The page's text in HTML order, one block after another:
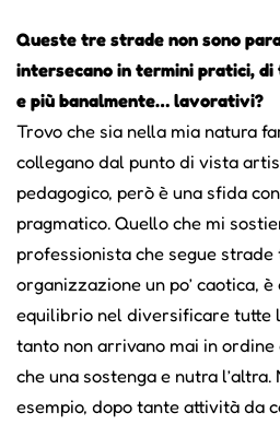
Queste tre strade non sono
intersecano in termini pratici, di
e più banalmente… lavorativi?
Trovo che sia nella mia natura
collegano dal punto di vista
pedagogico, però è una sfida
pragmatico. Quello che mi
professionista che segue
organizzazione un po’ caotica,
equilibrio nel diversificare tutte
tanto non arrivano mai in
che una sostenga e nutra
esempio, dopo tante attività da